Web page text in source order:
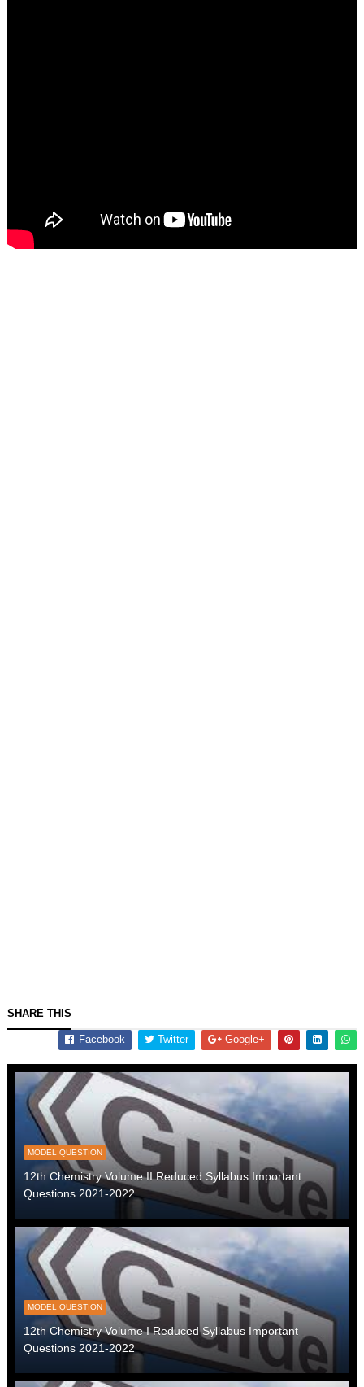
SHARE THIS
Facebook Twitter Google+
MODEL QUESTION
12th Chemistry Volume II Reduced Syllabus Important
Questions 2021-2022
MODEL QUESTION
12th Chemistry Volume I Reduced Syllabus Important
Questions 2021-2022